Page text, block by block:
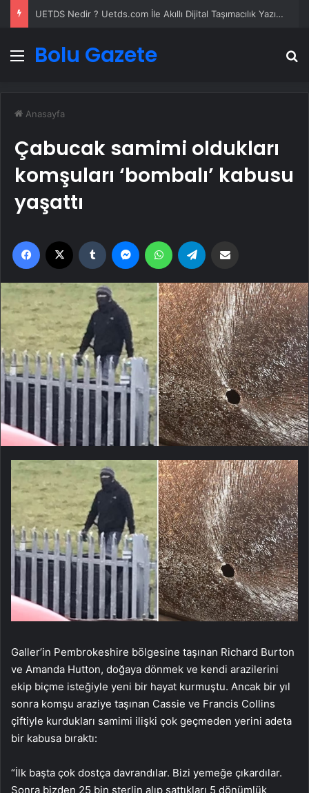
UETDS Nedir ? Uetds.com İle Akıllı Dijital Taşımacılık Yazılımı
Menü
Bolu Gazete
Anasayfa
Çabucak samimi oldukları
komşuları ‘bombalı’ kabusu
yaşattı
Facebook Tumblr MessengerWhatsApp
Galler’in Pembrokeshire bölgesine taşınan Richard Burton
ve Amanda Hutton, doğaya dönmek ve kendi arazilerini
ekip biçme isteğiyle yeni bir hayat kurmuştu. Ancak bir yıl
sonra komşu araziye taşınan Cassie ve Francis Collins
çiftiyle kurdukları samimi ilişki çok geçmeden yerini adeta
bir kabusa bıraktı:
“İlk başta çok dostça davrandılar. Bizi yemeğe çıkardılar.
Sonra bizden 25 bin sterlin alıp sattıkları 5 dönümlük